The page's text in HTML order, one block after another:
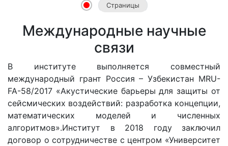
Страницы
Международные научные
связи
В институте выполняется совместный
международный грант Россия – Узбекистан MRU-
FA-58/2017 «Акустические барьеры для защиты от
сейсмических воздействий: разработка концепции,
математических моделей и численных
алгоритмов».Институт в 2018 году заключил
договор о сотрудничестве с центром «Университет
наук
Академики
института